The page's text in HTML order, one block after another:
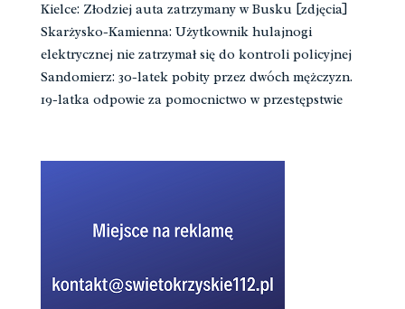
Kielce: Złodziej auta zatrzymany w Busku [zdjęcia]
Skarżysko-Kamienna: Użytkownik hulajnogi
elektrycznej nie zatrzymał się do kontroli policyjnej
Sandomierz: 30-latek pobity przez dwóch mężczyzn.
19-latka odpowie za pomocnictwo w przestępstwie